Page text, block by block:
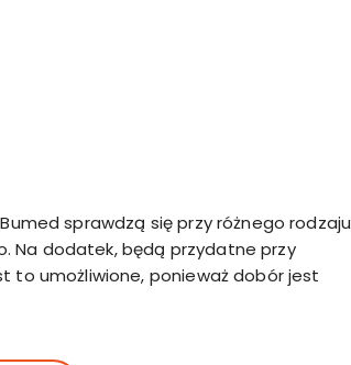
sprawdzą się przy różnego rodzaju
Na dodatek, będą przydatne przy
to umożliwione, ponieważ dobór jest